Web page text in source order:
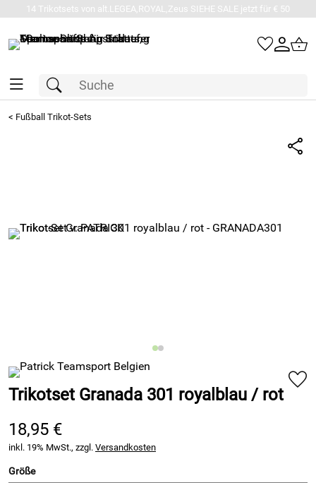
14 Trikotsets von alt.LEGEA,ROYAL,Zeus SIEHE SALE jetzt für € 50
< Fußball Trikot-Sets
Trikotset Granada 301 royalblau / rot
18,95 €
inkl. 19% MwSt., zzgl. Versandkosten
Größe